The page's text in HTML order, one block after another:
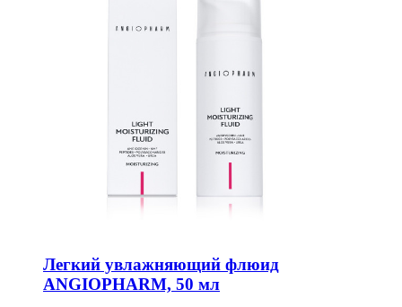
Легкий увлажняющий флюид
ANGIOPHARM, 50 мл